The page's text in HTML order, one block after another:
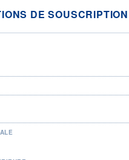
DE SOUSCRIPTION